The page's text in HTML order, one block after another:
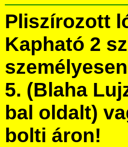
Pliszírozott
Kapható 2
5. (Blaha
bal oldalt)
bolti áron!